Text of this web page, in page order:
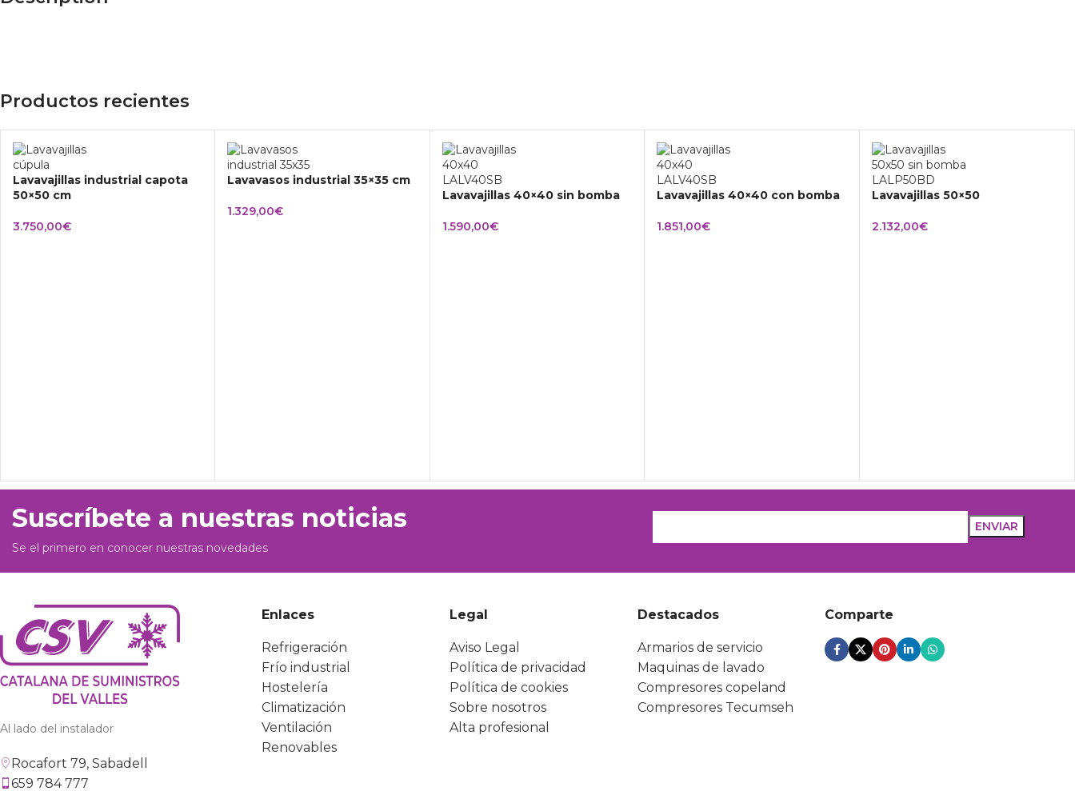
Productos recientes
Lavavajillas industrial capota
50×50 cm
3.750,00€
Lavavasos industrial 35×35 cm
1.329,00€
Lavavajillas 40×40 sin bomba
1.590,00€
Lavavajillas 40×40 con bomba
1.851,00€
Lavavajillas 50×50
2.132,00€
Suscríbete a nuestras noticias
Se el primero en conocer nuestras novedades
Al lado del instalador
Rocafort 79, Sabadell
659 784 777
Enlaces
Refrigeración
Frío industrial
Hostelería
Climatización
Ventilación
Renovables
Legal
Aviso Legal
Política de privacidad
Política de cookies
Sobre nosotros
Alta profesional
Destacados
Armarios de servicio
Maquinas de lavado
Compresores copeland
Compresores Tecumseh
Comparte